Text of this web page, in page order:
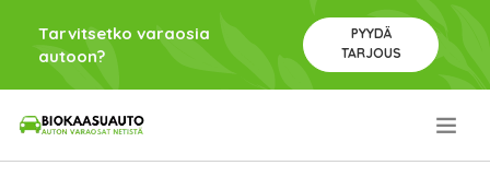
Tarvitsetko varaosia
autoon?
PYYDÄ
TARJOUS